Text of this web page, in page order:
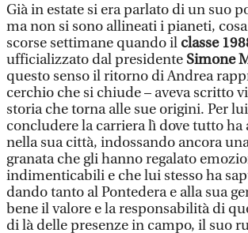
Già in estate si era parlato di un suo
ma non si sono allineati i pianeti,
scorse settimane quando il classe
ufficializzato dal presidente Simone
questo senso il ritorno di Andrea
cerchio che si chiude – aveva scritto
storia che torna alle sue origini. Per
concludere la carriera lì dove tutto ha
nella sua città, indossando ancora
granata che gli hanno regalato
indimenticabili e che lui stesso ha
dando tanto al Pontedera e alla sua
bene il valore e la responsabilità di
di là delle presenze in campo, il suo